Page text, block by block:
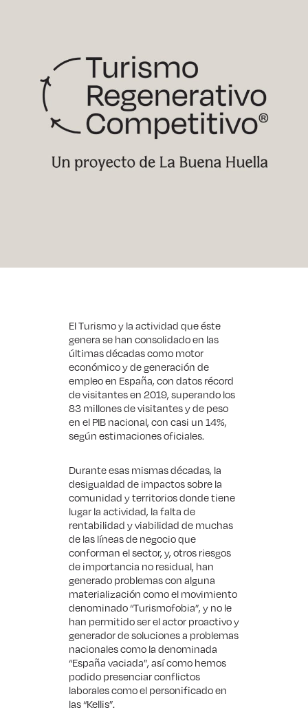
El Turismo y la actividad que éste
genera se han consolidado en las
últimas décadas como motor
económico y de generación de
empleo en España, con datos récord
de visitantes en 2019, superando los
83 millones de visitantes y de peso
en el PIB nacional, con casi un 14%,
según estimaciones oficiales.
Durante esas mismas décadas, la
desigualdad de impactos sobre la
comunidad y territorios donde tiene
lugar la actividad, la falta de
rentabilidad y viabilidad de muchas
de las líneas de negocio que
conforman el sector, y, otros riesgos
de importancia no residual, han
generado problemas con alguna
materialización como el movimiento
denominado “Turismofobia”, y no le
han permitido ser el actor proactivo y
generador de soluciones a problemas
nacionales como la denominada
“España vaciada”, así como hemos
podido presenciar conflictos
laborales como el personificado en
las “Kellis”.